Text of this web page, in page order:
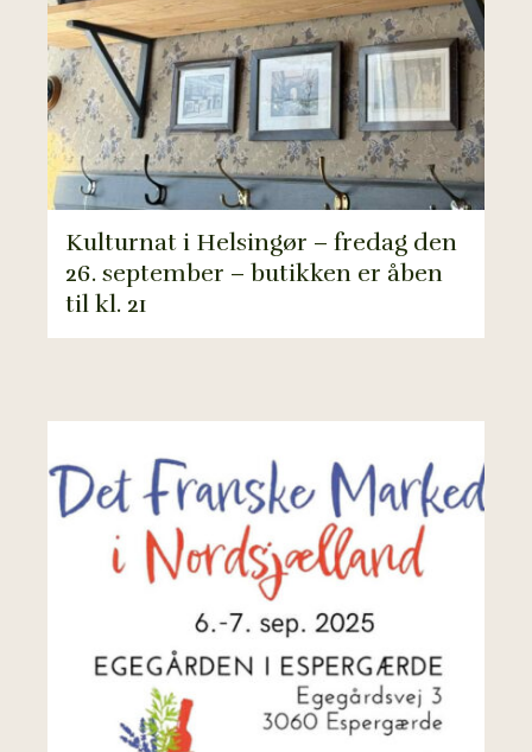
Kulturnat i Helsingør – fredag den
26. september – butikken er åben
til kl. 21